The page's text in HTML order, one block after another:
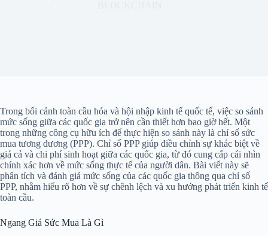
Trong bối cảnh toàn cầu hóa và hội nhập kinh tế quốc tế, việc so sánh
mức sống giữa các quốc gia trở nên cần thiết hơn bao giờ hết. Một
trong những công cụ hữu ích để thực hiện so sánh này là chỉ số sức
mua tương đương (PPP). Chỉ số PPP giúp điều chỉnh sự khác biệt về
giá cả và chi phí sinh hoạt giữa các quốc gia, từ đó cung cấp cái nhìn
chính xác hơn về mức sống thực tế của người dân. Bài viết này sẽ
phân tích và đánh giá mức sống của các quốc gia thông qua chỉ số
PPP, nhằm hiểu rõ hơn về sự chênh lệch và xu hướng phát triển kinh tế
toàn cầu.
Ngang Giá Sức Mua Là Gì